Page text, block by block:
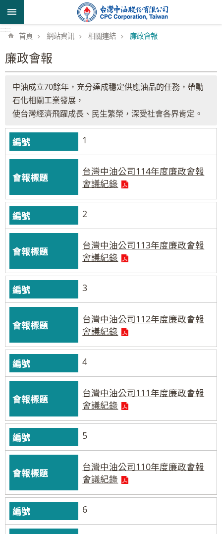
跳到主要內容區塊
::::::
首頁 網站資訊 相關連結 廉政會報
廉政會報
中油成立70餘年，充分達成穩定供應油品的任務，帶動
石化相關工業發展，
使台灣經濟飛躍成長、民生繁榮，深受社會各界肯定。
1
台灣中油公司114年度廉政會報
會議紀錄
2
台灣中油公司113年度廉政會報
會議紀錄
3
台灣中油公司112年度廉政會報
會議紀錄
4
台灣中油公司111年度廉政會報
會議紀錄
5
台灣中油公司110年度廉政會報
會議紀錄
6